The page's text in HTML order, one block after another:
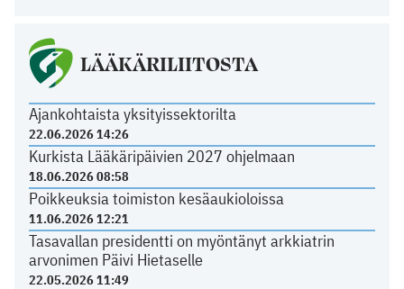
LÄÄKÄRILIITOSTA
Ajankohtaista yksityissektorilta
22.06.2026 14:26
Kurkista Lääkäripäivien 2027 ohjelmaan
18.06.2026 08:58
Poikkeuksia toimiston kesäaukioloissa
11.06.2026 12:21
Tasavallan presidentti on myöntänyt arkkiatrin
arvonimen Päivi Hietaselle
22.05.2026 11:49